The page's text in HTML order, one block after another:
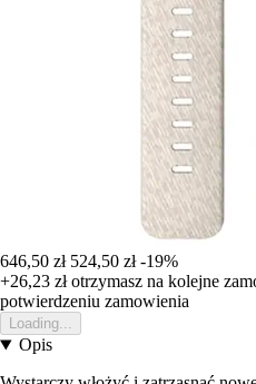
646,50 zł 524,50 zł -19%
+26,23 złotrzymasz na kolejne
potwierdzeniu zamowienia
Loading...
Opis